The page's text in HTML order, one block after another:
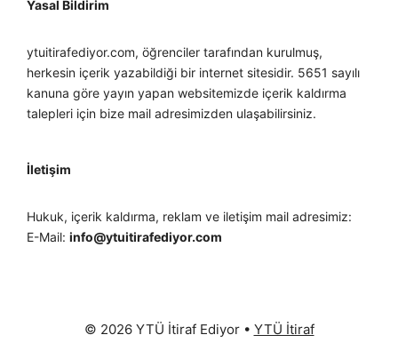
Yasal Bildirim
ytuitirafediyor.com, öğrenciler tarafından kurulmuş,
herkesin içerik yazabildiği bir internet sitesidir. 5651 sayılı
kanuna göre yayın yapan websitemizde içerik kaldırma
talepleri için bize mail adresimizden ulaşabilirsiniz.
İletişim
Hukuk, içerik kaldırma, reklam ve iletişim mail adresimiz:
E-Mail: info@ytuitirafediyor.com
© 2026 YTÜ İtiraf Ediyor• YTÜ İtiraf